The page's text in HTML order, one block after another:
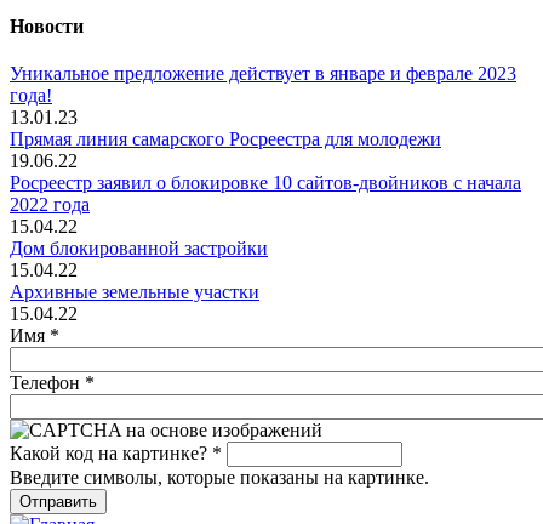
Новости
Уникальное предложение действует в январе и феврале 2023
года!
13.01.23
Прямая линия самарского Росреестра для молодежи
19.06.22
Росреестр заявил о блокировке 10 сайтов-двойников с начала
2022 года
15.04.22
Дом блокированной застройки
15.04.22
Архивные земельные участки
15.04.22
Имя *
Телефон *
Какой код на картинке? *
Введите символы, которые показаны на картинке.